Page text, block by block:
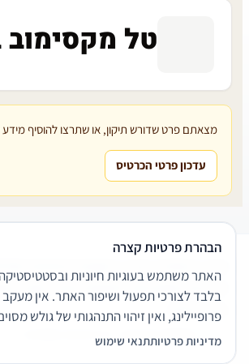
טל
מצאתם פרט שדורש תיקון, או שתרצו להוסיף מידע
עדכון פרטי הכרטיס
שירותים משפטיים
דרושים צור קשר
תנאי שימוש
© 2026 הפירמה. כל הזכויות שמורות.
הבהרת פרטיות קצרה
האתר משתמש בעוגיות חיוניות
בלבד לצורכי תפעול ושיפור האתר. אין מעקב
פרופיילינג, ואין זיהוי התנהגותי של גולש
מדיניות פרטיותתנאי שימוש